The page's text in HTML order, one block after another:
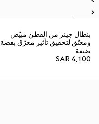
بنطال جينز من القطن مبيّض
ومعتّق لتحقيق تأثير معرّق بقصة
ضيقة
SAR 4,100